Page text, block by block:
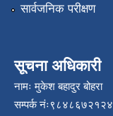
सार्वजनिक परीक्षण
सूचना अधिकारी
नामः मुकेश बहादुर बोहरा
सम्पर्क नंः९८४८६७२१२४